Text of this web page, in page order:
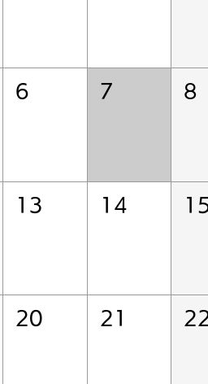
6 7 8
13 14
20 21